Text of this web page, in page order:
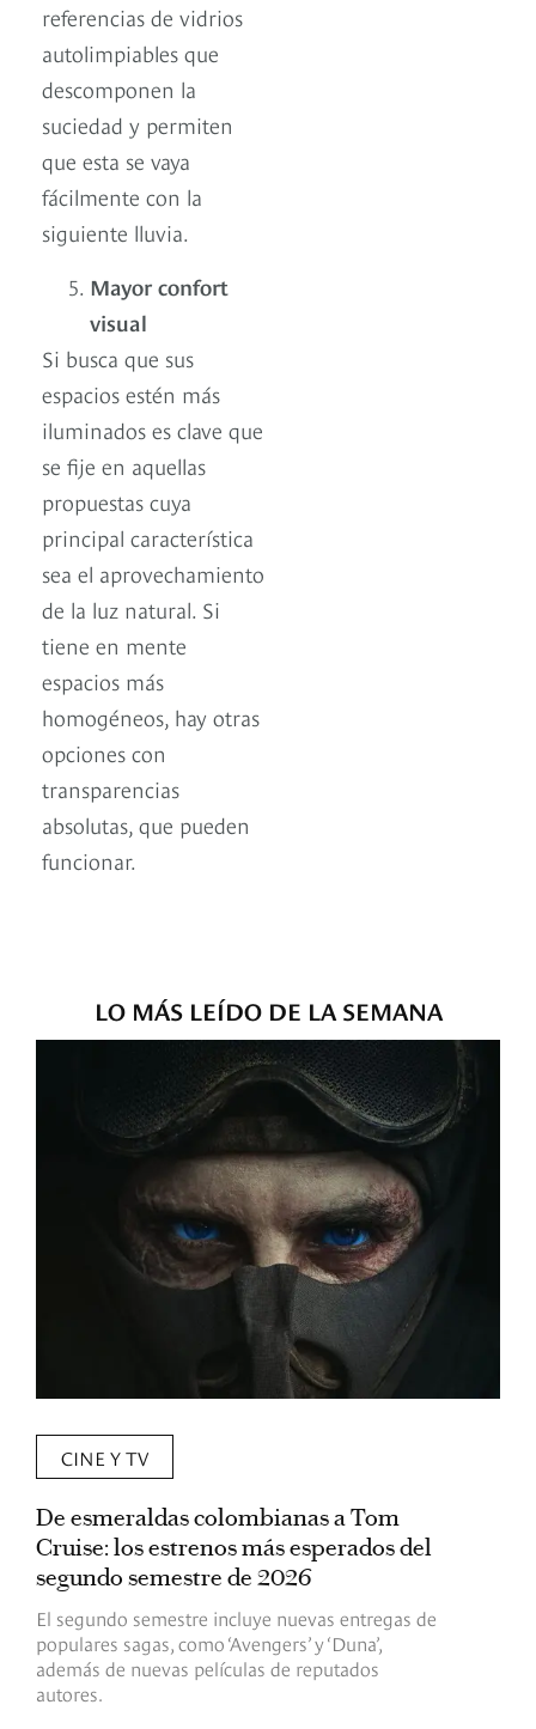
referencias de vidrios
autolimpiables que
descomponen la
suciedad y permiten
que esta se vaya
fácilmente con la
siguiente lluvia.
Mayor confort
visual
Si busca que sus
espacios estén más
iluminados es clave que
se fije en aquellas
propuestas cuya
principal característica
sea el aprovechamiento
de la luz natural. Si
tiene en mente
espacios más
homogéneos, hay otras
opciones con
transparencias
absolutas, que pueden
funcionar.
LO MÁS LEÍDO DE LA SEMANA
CINE Y TV
De esmeraldas colombianas a Tom
Cruise: los estrenos más esperados del
segundo semestre de 2026
El segundo semestre incluye nuevas entregas de
populares sagas, como ‘Avengers’ y ‘Duna’,
además de nuevas películas de reputados
autores.